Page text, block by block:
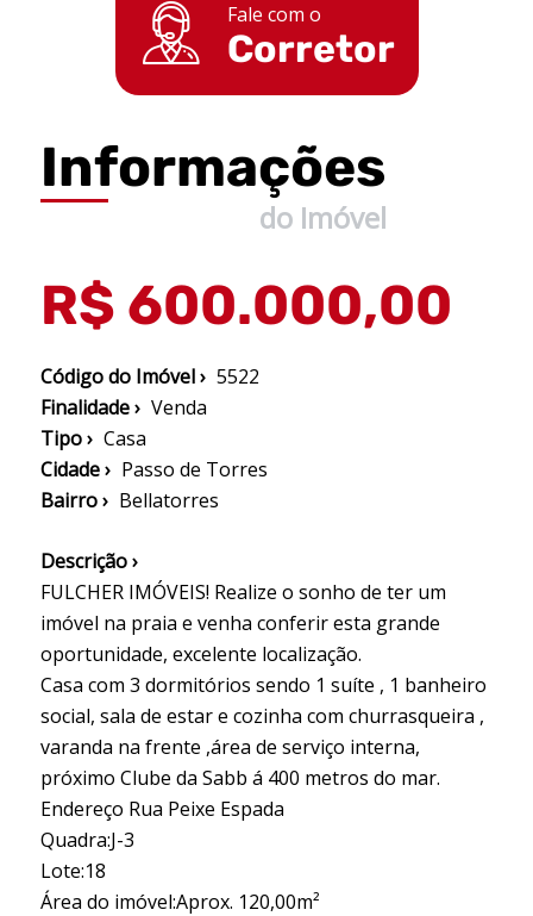
Fale com o
Corretor
Informações
do Imóvel
R$ 600.000,00
Código do Imóvel › 5522
Finalidade › Venda
Tipo › Casa
Cidade › Passo de Torres
Bairro › Bellatorres
Descrição ›
FULCHER IMÓVEIS! Realize o sonho de ter um
imóvel na praia e venha conferir esta grande
oportunidade, excelente localização.
Casa com 3 dormitórios sendo 1 suíte , 1 banheiro
social, sala de estar e cozinha com churrasqueira ,
varanda na frente ,área de serviço interna,
próximo Clube da Sabb á 400 metros do mar.
Endereço Rua Peixe Espada
Quadra:J-3
Lote:18
Área do imóvel:Aprox. 120,00m²